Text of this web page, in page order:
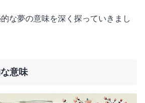
な夢の意味を深く探っていきまし
意味